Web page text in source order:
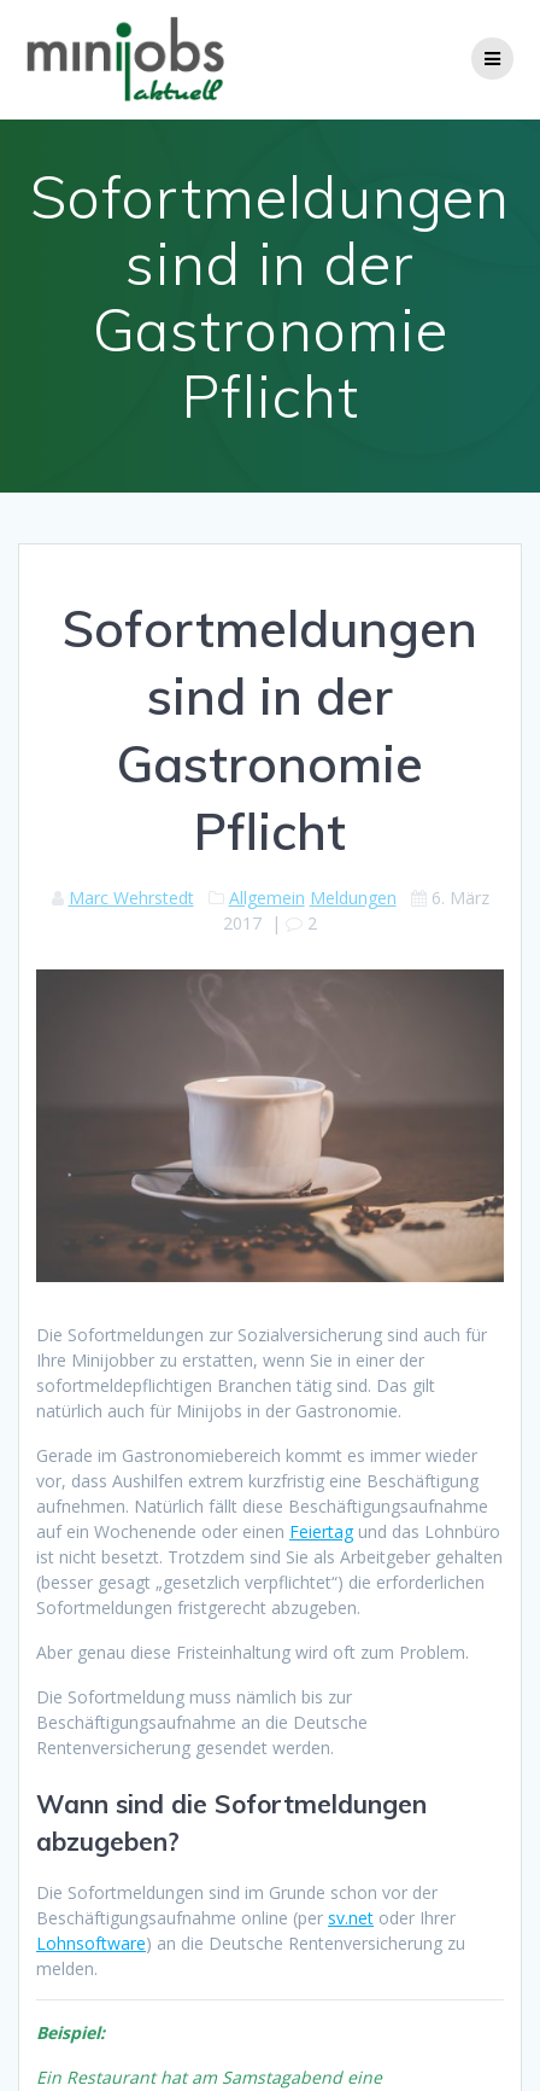
Sofortmeldungen
sind in der
Gastronomie
Pflicht
Sofortmeldungen
sind in der
Gastronomie
Pflicht
Marc Wehrstedt Allgemein Meldungen
6. März
2017 | 2
Die Sofortmeldungen zur Sozialversicherung sind auch für
Ihre Minijobber zu erstatten, wenn Sie in einer der
sofortmeldepflichtigen Branchen tätig sind. Das gilt
natürlich auch für Minijobs in der Gastronomie.
Gerade im Gastronomiebereich kommt es immer wieder
vor, dass Aushilfen extrem kurzfristig eine Beschäftigung
aufnehmen. Natürlich fällt diese Beschäftigungsaufnahme
auf ein Wochenende oder einen Feiertagund das Lohnbüro
ist nicht besetzt. Trotzdem sind Sie als Arbeitgeber gehalten
(besser gesagt „gesetzlich verpflichtet“) die erforderlichen
Sofortmeldungen fristgerecht abzugeben.
Aber genau diese Fristeinhaltung wird oft zum Problem.
Die Sofortmeldung muss nämlich bis zur
Beschäftigungsaufnahme an die Deutsche
Rentenversicherung gesendet werden.
Wann sind die Sofortmeldungen
abzugeben?
Die Sofortmeldungen sind im Grunde schon vor der
Beschäftigungsaufnahme online (per sv.net oder Ihrer
Lohnsoftware) an die Deutsche Rentenversicherung zu
melden.
Beispiel:
Ein Restaurant hat am Samstagabend eine